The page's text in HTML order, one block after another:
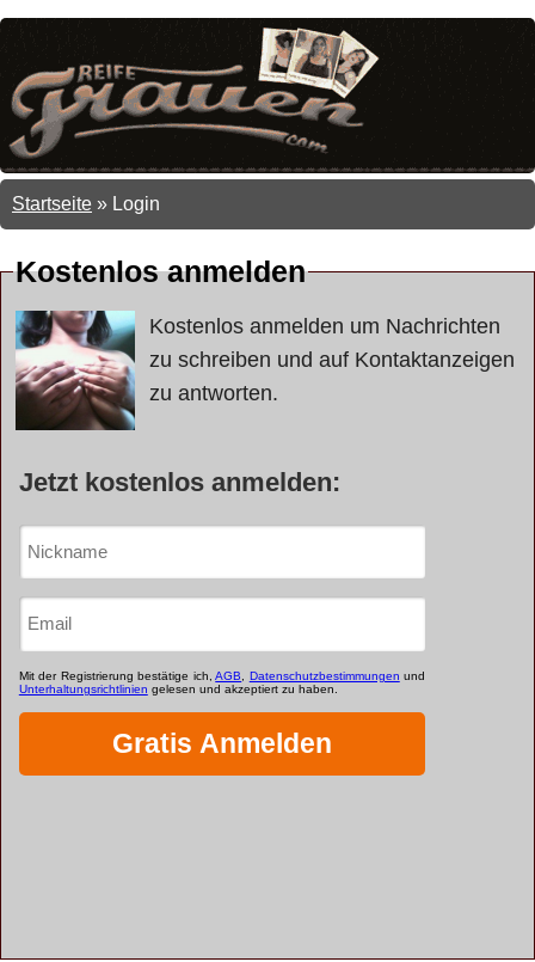
Startseite » Login
Kostenlos anmelden
Kostenlos anmelden um Nachrichten
zu schreiben und auf Kontaktanzeigen
zu antworten.
Jetzt kostenlos anmelden: